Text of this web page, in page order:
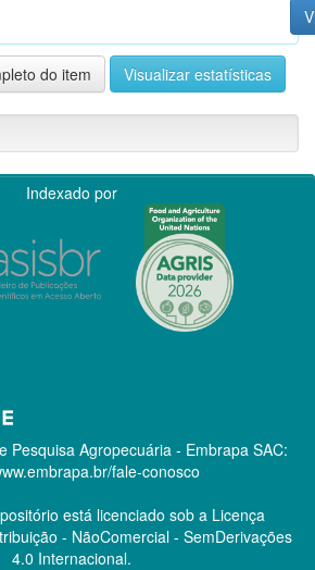
do item Visualizar estatísticas
Indexado por
Pesquisa Agropecuária - Embrapa SAC:
fale-conosco
está licenciado sob a Licença
- NãoComercial - SemDerivações
4.0 Internacional.